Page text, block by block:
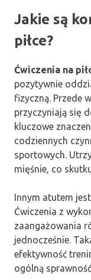
Jakie są
piłce?
Ćwiczenia na
pozytywnie
fizyczną. Przede
przyczyniają się
kluczowe
codziennych
sportowych.
mięśnie, co
Innym atutem
Ćwiczenia z
zaangażowania
jednocześnie.
efektywność
ogólną